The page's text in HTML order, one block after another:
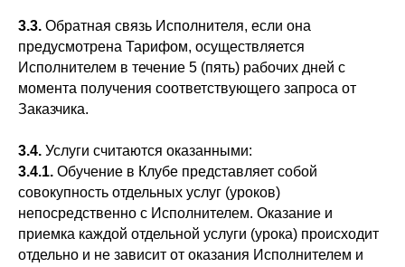
3.3. Обратная связь Исполнителя, если она
предусмотрена Тарифом, осуществляется
Исполнителем в течение 5 (пять) рабочих дней с
момента получения соответствующего запроса от
Заказчика.
3.4. Услуги считаются оказанными:
3.4.1. Обучение в Клубе представляет собой
совокупность отдельных услуг (уроков)
непосредственно с Исполнителем. Оказание и
приемка каждой отдельной услуги (урока) происходит
отдельно и не зависит от оказания Исполнителем и